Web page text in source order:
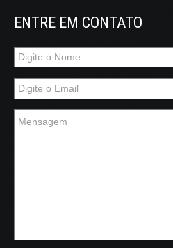
ENTRE EM CONTATO